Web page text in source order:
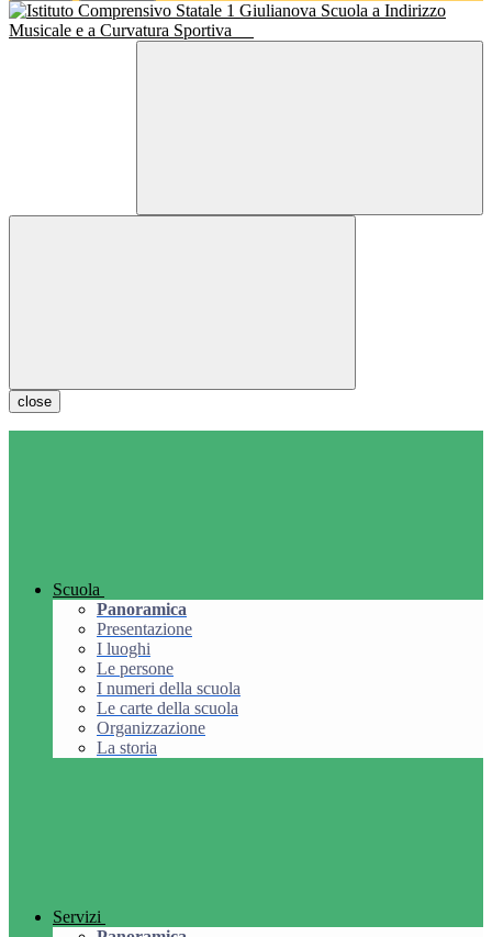
Scuola a Indirizzo
Musicale e a Curvatura Sportiva
close
Scuola
Panoramica
Presentazione
I luoghi
Le persone
I numeri della scuola
Le carte della scuola
Organizzazione
La storia
Servizi